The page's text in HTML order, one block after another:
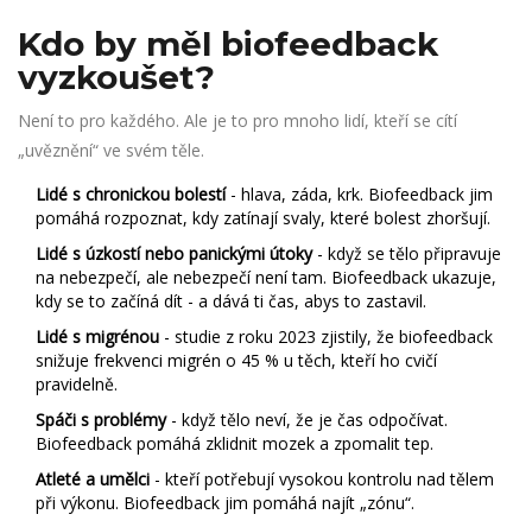
Kdo by měl biofeedback
vyzkoušet?
Není to pro každého. Ale je to pro mnoho lidí, kteří se cítí
„uvěznění“ ve svém těle.
Lidé s chronickou bolestí- hlava, záda, krk. Biofeedback jim
pomáhá rozpoznat, kdy zatínají svaly, které bolest zhoršují.
Lidé s úzkostí nebo panickými útoky- když se tělo připravuje
na nebezpečí, ale nebezpečí není tam. Biofeedback ukazuje,
kdy se to začíná dít - a dává ti čas, abys to zastavil.
Lidé s migrénou - studie z roku 2023 zjistily, že biofeedback
snižuje frekvenci migrén o 45 % u těch, kteří ho cvičí
pravidelně.
Spáči s problémy- když tělo neví, že je čas odpočívat.
Biofeedback pomáhá zklidnit mozek a zpomalit tep.
Atleté a umělci - kteří potřebují vysokou kontrolu nad tělem
při výkonu. Biofeedback jim pomáhá najít „zónu“.